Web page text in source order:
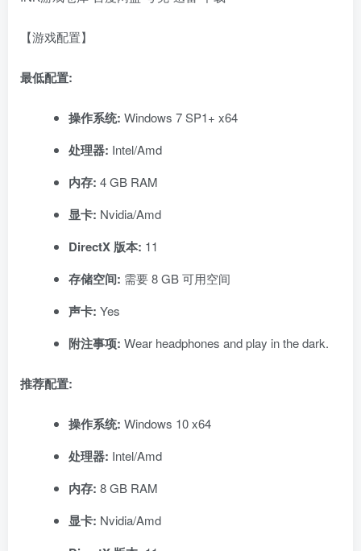
【游戏配置】
最低配置:
操作系统: Windows 7 SP1+ x64
处理器: Intel/Amd
内存: 4 GB RAM
显卡: Nvidia/Amd
DirectX 版本: 11
存储空间: 需要 8 GB 可用空间
声卡: Yes
附注事项: Wear headphones and play in the dark.
推荐配置:
操作系统: Windows 10 x64
处理器: Intel/Amd
内存: 8 GB RAM
显卡: Nvidia/Amd